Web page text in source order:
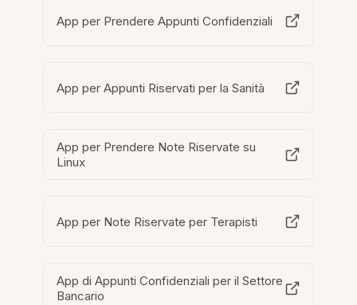
App per Prendere Appunti Confidenziali
App per Appunti Riservati per la Sanità
App per Prendere Note Riservate su
Linux
App per Note Riservate per Terapisti
App di Appunti Confidenziali per il Settore
Bancario